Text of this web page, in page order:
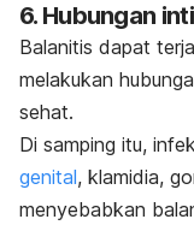
6. Hubungan
Balanitis dapat
melakukan
sehat.
Di samping itu,
genital, klamidia,
menyebabkan